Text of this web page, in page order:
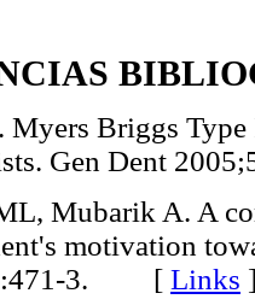
Myers Briggs
Gen Dent
Mubarik A. A
motivation
3. [ Links